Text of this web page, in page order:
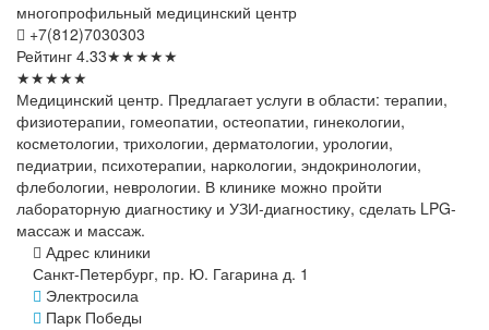
многопрофильный медицинский центр
+7(812)7030303
Рейтинг 4.33★★★★★
★★★★★
Медицинский центр. Предлагает услуги в области: терапии,
физиотерапии, гомеопатии, остеопатии, гинекологии,
косметологии, трихологии, дерматологии, урологии,
педиатрии, психотерапии, наркологии, эндокринологии,
флебологии, неврологии. В клинике можно пройти
лабораторную диагностику и УЗИ-диагностику, сделать LPG-
массаж и массаж.
Адрес клиники
Санкт-Петербург, пр. Ю. Гагарина д. 1
Электросила
Парк Победы